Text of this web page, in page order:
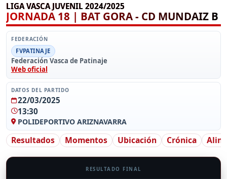
LIGA VASCA JUVENIL 2024/2025
JORNADA 18 | BAT GORA - CD MUNDAIZ B
FEDERACIÓN
FVPATINAJE
Federación Vasca de Patinaje
Web oficial
DATOS DEL PARTIDO
22/03/2025
13:30
POLIDEPORTIVO ARIZNAVARRA
Resultados Momentos Ubicación Crónica
RESULTADO FINAL